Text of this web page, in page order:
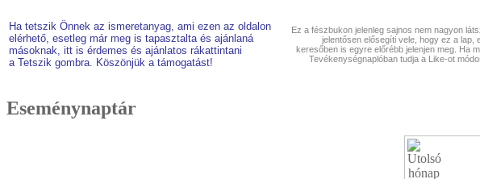
Ha tetszik Önnek az ismeretanyag, ami ezen az oldalon
elérhető, esetleg már meg is tapasztalta és ajánlaná
másoknak, itt is érdemes és ajánlatos rákattintani
a Tetszik gombra. Köszönjük a támogatást!
Ez a fészbukon jelenleg sajnos nem nagyon
jelentősen elősegíti vele, hogy ez a lap,
keresőben is egyre előrébb jelenjen meg. Ha
Tevékenységnaplóban tudja a Like-ot
Eseménynaptár